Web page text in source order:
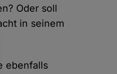
Oder soll
in seinem
ebenfalls